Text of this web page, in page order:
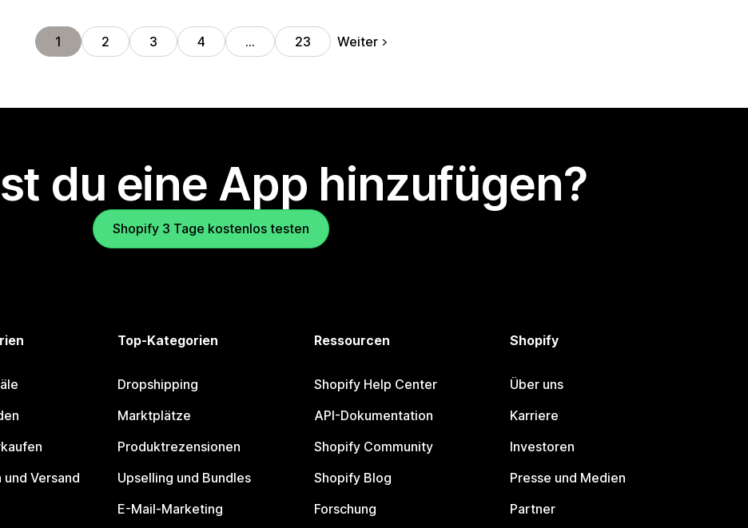
1 2 3 4 … 23 Weiter
du eine App hinzufügen?
Shopify 3 Tage kostenlos testen
Versand
Top-Kategorien
Dropshipping
Marktplätze
Produktrezensionen
Upselling und Bundles
E-Mail-Marketing
Ressourcen
Shopify Help Center
API-Dokumentation
Shopify Community
Shopify Blog
Forschung
Shopify
Über uns
Karriere
Investoren
Presse und Medien
Partner